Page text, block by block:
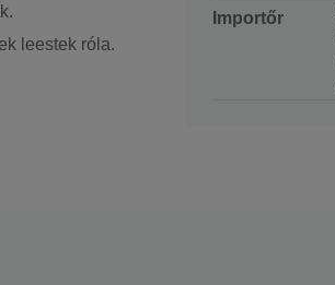
leestek róla.
Importőr